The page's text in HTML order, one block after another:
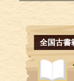
全国古書